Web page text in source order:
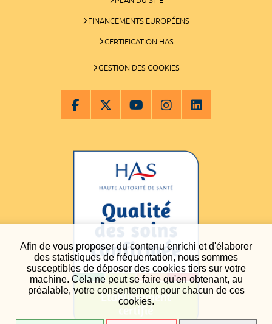
Afin de vous proposer du contenu enrichi et d'élaborer
des statistiques de fréquentation, nous sommes
susceptibles de déposer des cookies tiers sur votre
machine. Cela ne peut se faire qu'en obtenant, au
préalable, votre consentement pour chacun de ces
cookies.
FINANCEMENTS EUROPÉENS
CERTIFICATION HAS
GESTION DES COOKIES